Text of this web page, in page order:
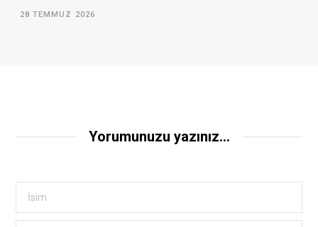
28 TEMMUZ 2026
Yorumunuzu yazınız...